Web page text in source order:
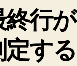
フ
ァ
イ
ル
の
行
す